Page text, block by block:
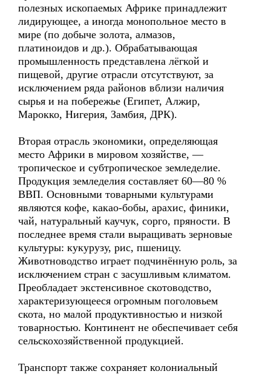
полезных ископаемых Африке принадлежит
лидирующее, а иногда монопольное место в
мире (по добыче золота, алмазов,
платиноидов и др.). Обрабатывающая
промышленность представлена лёгкой и
пищевой, другие отрасли отсутствуют, за
исключением ряда районов вблизи наличия
сырья и на побережье (Египет, Алжир,
Марокко, Нигерия, Замбия, ДРК).
Вторая отрасль экономики, определяющая
место Африки в мировом хозяйстве, —
тропическое и субтропическое земледелие.
Продукция земледелия составляет 60—80 %
ВВП. Основными товарными культурами
являются кофе, какао-бобы, арахис, финики,
чай, натуральный каучук, сорго, пряности. В
последнее время стали выращивать зерновые
культуры: кукурузу, рис, пшеницу.
Животноводство играет подчинённую роль, за
исключением стран с засушливым климатом.
Преобладает экстенсивное скотоводство,
характеризующееся огромным поголовьем
скота, но малой продуктивностью и низкой
товарностью. Континент не обеспечивает себя
сельскохозяйственной продукцией.
Транспорт также сохраняет колониальный